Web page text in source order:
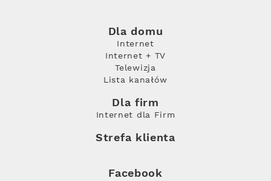
Dla domu
Internet
Internet + TV
Telewizja
Lista kanałów
Dla firm
Internet dla Firm
Strefa klienta
Facebook